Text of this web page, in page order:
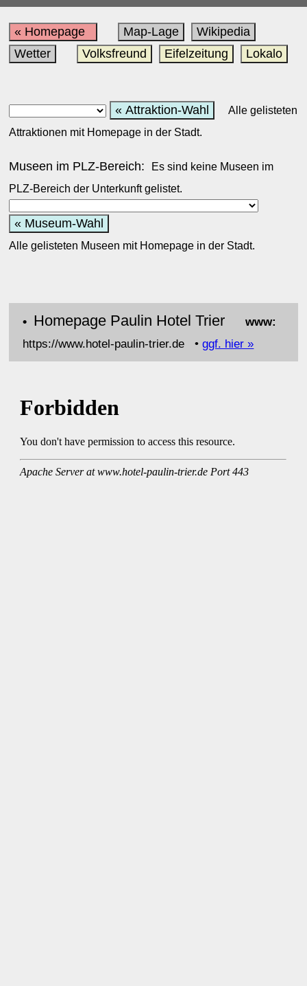
« Homepage Map-Lage
Wikipedia
Wetter
Volksfreund Eifelzeitung Lokalo
« Attraktion-Wahl
Alle gelisteten
Attraktionen mit Homepage in der Stadt.
Museen im PLZ-Bereich: Es sind keine Museen im
PLZ-Bereich der Unterkunft gelistet.
« Museum-Wahl
Alle gelisteten Museen mit Homepage in der Stadt.
• Homepage Paulin Hotel Trierwww:
https://www.hotel-paulin-trier.de •ggf. hier »